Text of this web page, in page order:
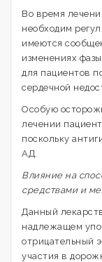
Во время
необходим
имеются
изменениях
для пациентов
сердечной
Особую
лечении
поскольку
АД.
Влияние на
средствами и
Данный
надлежащем
отрицательный
участия в